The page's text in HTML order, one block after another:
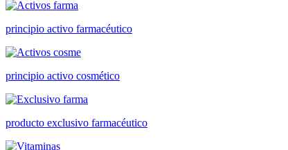
principio activo farmacéutico
principio activo cosmético
producto exclusivo farmacéutico